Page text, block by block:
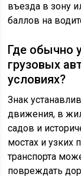
въезда в зону
баллов на
Где обычно
грузовых
условиях?
Знак
движения, в
садов и
мостах и узких
транспорта
повреждать